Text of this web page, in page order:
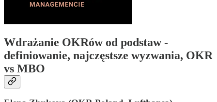
Wdrażanie OKRów od podstaw -
definiowanie, najczęstsze wyzwania, OKR
vs MBO